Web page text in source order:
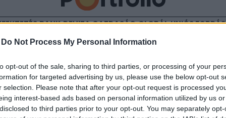
Do Not Process My Personal Information
opt-out of the sale, sharing to third parties, or processing of your
for targeted advertising by us, please use the below opt-out
selection. Please note that after your opt-out request is processed
interest-based ads based on personal information utilized by us
to third parties prior to your opt-out. You may separately
BANK DEVIZA GAZDASÁG GLOBÁL UNIÓS
változások a Prudent-